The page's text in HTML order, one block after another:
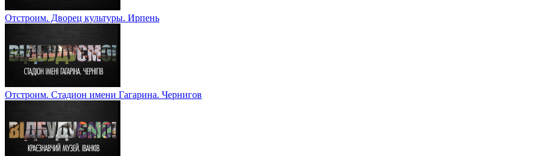
Отстроим. Дворец культуры. Ирпень
Отстроим. Стадион имени Гагарина. Чернигов